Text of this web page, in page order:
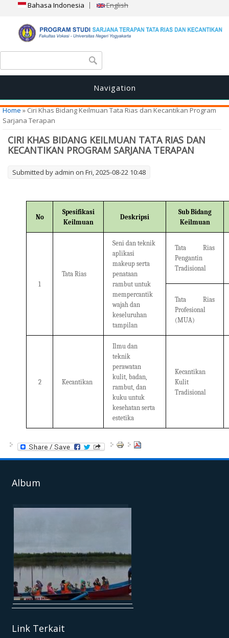
Bahasa Indonesia English
Search form
Navigation
You are here
Home» Ciri Khas Bidang Keilmuan Tata Rias dan Kecantikan Program
Sarjana Terapan
CIRI KHAS BIDANG KEILMUAN TATA RIAS DAN
KECANTIKAN PROGRAM SARJANA TERAPAN
Submitted by admin on Fri, 2025-08-22 10:48
No
Spesifikasi
Keilmuan
Deskripsi
Sub Bidang
Keilmuan
1
Tata Rias
Seni dan teknik
aplikasi
makeup serta
penataan
rambut untuk
mempercantik
wajah dan
keseluruhan
tampilan
Tata Rias
Pengantin
Tradisional
Tata Rias
Profesional
(MUA)
2 Kecantikan
Ilmu dan
teknik
perawatan
kulit, badan,
rambut, dan
kuku untuk
kesehatan serta
estetika
Kecantikan
Kulit
Tradisional
Album
Link Terkait